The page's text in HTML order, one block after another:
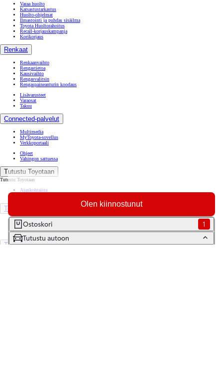
Olen kiinnostunut
Ostoskori
1
Tutustu autoon
Varaa huolto
Katsastustarkastus
Huolto-ohjelmat
Ilmastointi ja puhdas sisäilma
Toyota Huoltorahoitus
Recall-korjauskampanja
Korikorjaus
Renkaat
Renkaanvaihto
Rengastietoa
Kausivaihto
Rengasvalitsin
Rengaspaineanturin koodaus
Lisävarusteet
Varaosat
Takuu
Connected-palvelut
Multimedia
MyToyota-sovellus
Verkkoportaali
Ohjeet
Vahingon sattuessa
Tutustu Toyotaan
Tutustu Toyotaan
Ajankohtaista
Toyota Suomessa
Toyotan lehdistöpankki
Yhdessä pidemmälle
TOYOTA GAZOO Racing